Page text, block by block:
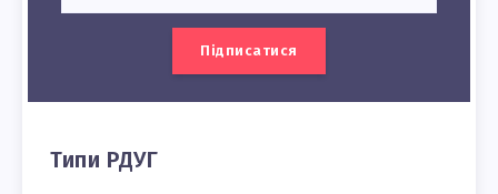
Підписатися
Типи РДУГ